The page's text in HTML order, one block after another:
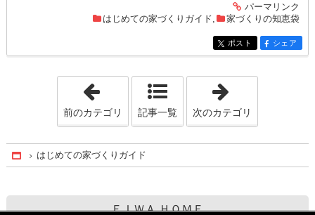
entry121
パーマリンク
はじめての家づくりガイド
家づくりの知恵袋
entry121
ポスト entry121
シェア
「家づくりの知恵袋」
前のカテゴリ 記事一覧 次のカテゴリ
Home
はじめての家づくりガイド
ＥＩＷＡ ＨＯＭＥ